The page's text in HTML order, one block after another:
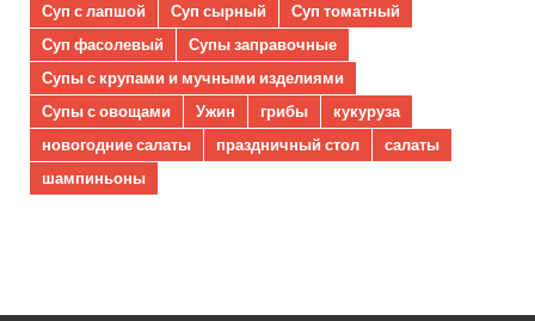
Суп с лапшой
Суп сырный
Суп томатный
Суп фасолевый
Супы заправочные
Супы с крупами и мучными изделиями
Супы с овощами
Ужин грибы
кукуруза
новогодние салаты
праздничный стол
салаты
шампиньоны